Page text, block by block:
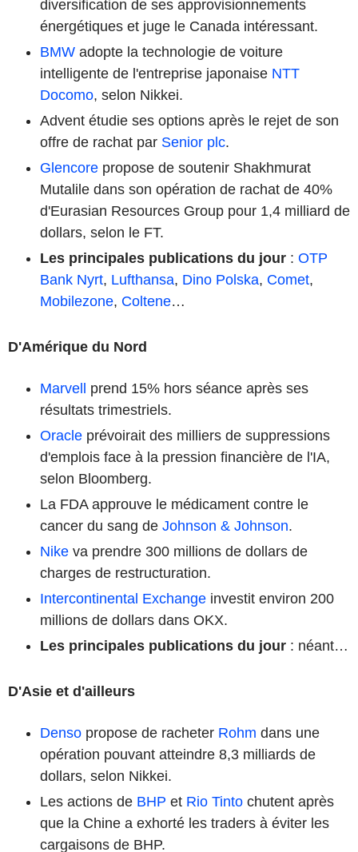
diversification de ses approvisionnements
énergétiques et juge le Canada intéressant.
BMW adopte la technologie de voiture
intelligente de l'entreprise japonaise NTT
Docomo, selon Nikkei.
Advent étudie ses options après le rejet de son
offre de rachat par Senior plc.
Glencore propose de soutenir Shakhmurat
Mutalile dans son opération de rachat de 40%
d'Eurasian Resources Group pour 1,4 milliard de
dollars, selon le FT.
Les principales publications du jour : OTP
Bank Nyrt, Lufthansa, Dino Polska, Comet,
Mobilezone, Coltene…
D'Amérique du Nord
Marvell prend 15% hors séance après ses
résultats trimestriels.
Oracle prévoirait des milliers de suppressions
d'emplois face à la pression financière de l'IA,
selon Bloomberg.
La FDA approuve le médicament contre le
cancer du sang de Johnson & Johnson.
Nike va prendre 300 millions de dollars de
charges de restructuration.
Intercontinental Exchange investit environ 200
millions de dollars dans OKX.
Les principales publications du jour : néant…
D'Asie et d'ailleurs
Denso propose de racheter Rohm dans une
opération pouvant atteindre 8,3 milliards de
dollars, selon Nikkei.
Les actions de BHP et Rio Tinto chutent après
que la Chine a exhorté les traders à éviter les
cargaisons de BHP.